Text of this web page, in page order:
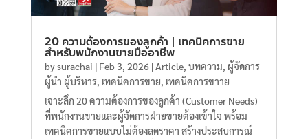
20 ความต้องการของลูกค้า | เทคนิคการขาย
สำหรับพนักงานขายมืออาชีพ
bysurachai | Feb 3, 2026 |Article, บทความ, ผู้จัดการ
ผู้นำ ผู้บริหาร, เทคนิคการขาย, เทคนิคการขาาย
เจาะลึก 20 ความต้องการของลูกค้า (Customer Needs)
ที่พนักงานขายและผู้จัดการฝ่ายขายต้องเข้าใจ พร้อม
เทคนิคการขายแบบไม่ต้องลดราคา สร้างประสบการณ์